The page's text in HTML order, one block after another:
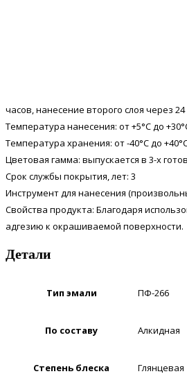
часов, нанесение второго слоя через
Температура нанесения: от +5°С до
Температура хранения: от -40°С до
Цветовая гамма: выпускается в 3-х
Срок службы покрытия, лет: 3
Инструмент для нанесения
Свойства продукта: Благодаря
адгезию к окрашиваемой поверхности.
Детали
Тип эмали ПФ-266
По составу Алкидная
Степень блеска Глянцевая